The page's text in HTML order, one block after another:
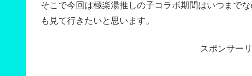
そこで今回は極楽湯推しの子コラボ期間はいつまで
も見て行きたいと思います。
スポンサー